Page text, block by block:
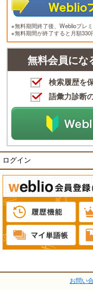
※無料期間終了後、Weblioプレ
※無料期間が終了すると月額330
無料会員にな
検索履歴を
語彙力診断
ログイン
お問い